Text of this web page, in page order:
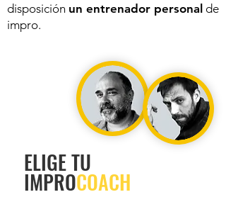
disposición un entrenador personal de
impro.
ELIGE TU
IMPROCOACH